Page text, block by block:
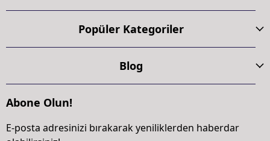
Popüler Kategoriler
Blog
Abone Olun!
E-posta adresinizi bırakarak yeniliklerden haberdar